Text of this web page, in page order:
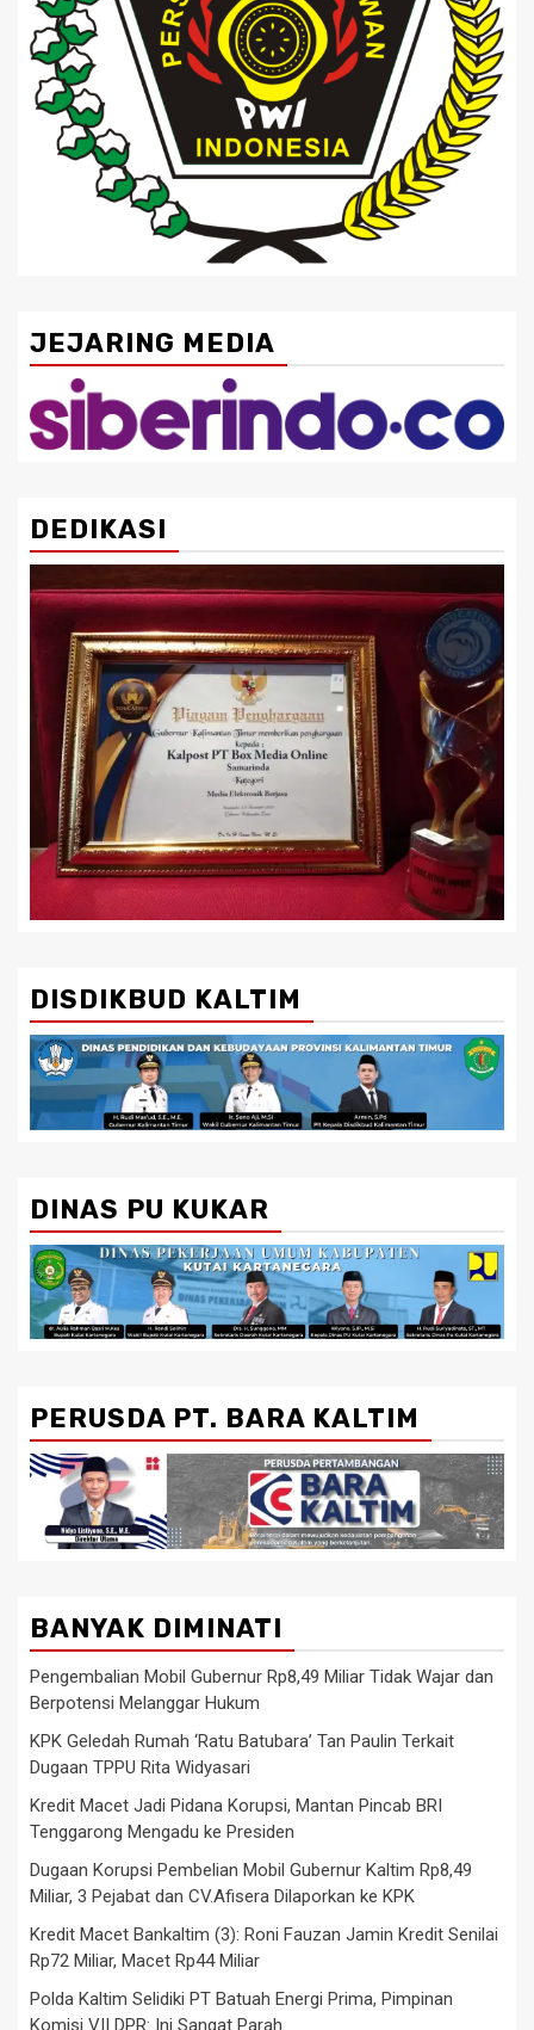
JEJARING MEDIA
DEDIKASI
DISDIKBUD KALTIM
DINAS PU KUKAR
PERUSDA PT. BARA KALTIM
BANYAK DIMINATI
Pengembalian Mobil Gubernur Rp8,49 Miliar Tidak Wajar dan
Berpotensi Melanggar Hukum
KPK Geledah Rumah ‘Ratu Batubara’ Tan Paulin Terkait
Dugaan TPPU Rita Widyasari
Kredit Macet Jadi Pidana Korupsi, Mantan Pincab BRI
Tenggarong Mengadu ke Presiden
Dugaan Korupsi Pembelian Mobil Gubernur Kaltim Rp8,49
Miliar, 3 Pejabat dan CV.Afisera Dilaporkan ke KPK
Kredit Macet Bankaltim (3): Roni Fauzan Jamin Kredit Senilai
Rp72 Miliar, Macet Rp44 Miliar
Polda Kaltim Selidiki PT Batuah Energi Prima, Pimpinan
Komisi VII DPR: Ini Sangat Parah